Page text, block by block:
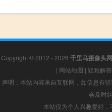
Copyright © 2012 - 2026 千里马摄像头网
| 网站地图 | 疑难解答
声明：本站内容来自互联网，如信息有
会及时
本站仅为个人兴趣爱好